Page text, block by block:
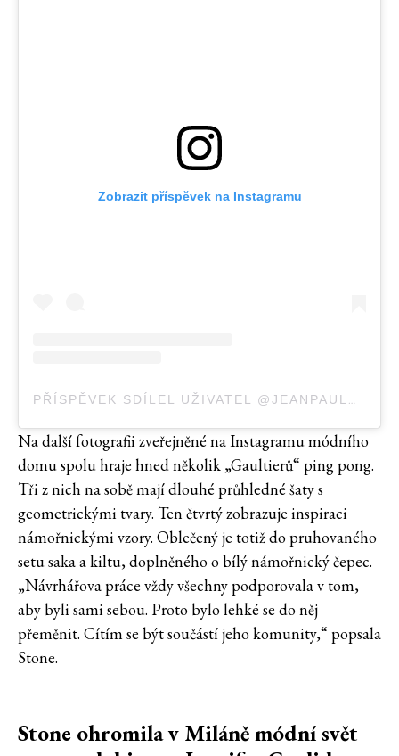
Zobrazit příspěvek na Instagramu
PŘÍSPĚVEK SDÍLEL UŽIVATEL @JEANPAULGAULTIER
Na další fotografii zveřejněné na Instagramu módního
domu spolu hraje hned několik „Gaultierů“ ping pong.
Tři z nich na sobě mají dlouhé průhledné šaty s
geometrickými tvary. Ten čtvrtý zobrazuje inspiraci
námořnickými vzory. Oblečený je totiž do pruhovaného
setu saka a kiltu, doplněného o bílý námořnický čepec.
„Návrhářova práce vždy všechny podporovala v tom,
aby byli sami sebou. Proto bylo lehké se do něj
přeměnit. Cítím se být součástí jeho komunity,“ popsala
Stone.
Stone ohromila v Miláně módní svět